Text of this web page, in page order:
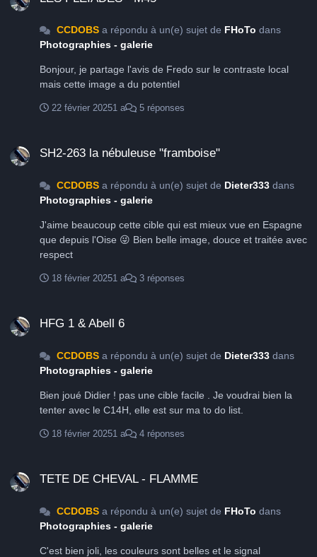
dans leurs dernières versions sont super efficaces .
CCDOBSa répondu à un(e) sujet de FHoTo dans
Photographies - galerie
Bonjour, je partage l'avis de Fredo sur le contraste local
mais cette image a du potentiel
22 février 20251 a 5 réponses
SH2-263 la nébuleuse "framboise"
CCDOBSa répondu à un(e) sujet de Dieter333dans
Photographies - galerie
J'aime beaucoup cette cible qui est mieux vue en Espagne
que depuis l'Oise 😜 Bien belle image, douce et traitée avec
respect
18 février 20251 a 3 réponses
HFG 1 & Abell 6
CCDOBSa répondu à un(e) sujet de Dieter333dans
Photographies - galerie
Bien joué Didier ! pas une cible facile . Je voudrai bien la
tenter avec le C14H, elle est sur ma to do list.
18 février 20251 a 4 réponses
TETE DE CHEVAL - FLAMME
CCDOBSa répondu à un(e) sujet de FHoTo dans
Photographies - galerie
C'est bien joli, les couleurs sont belles et le signal